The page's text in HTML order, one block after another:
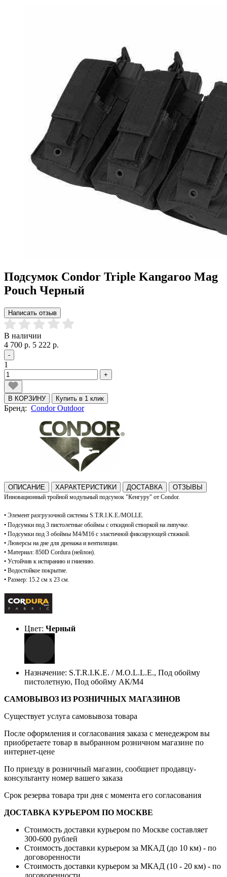
Подсумок Condor Triple Kangaroo Mag
Pouch Черный
Написать отзыв
В наличии
4 700 р. 5 222 р.
-
1
+
В КОРЗИНУ Купить в 1 клик
Бренд: Condor Outdoor
ОПИСАНИЕ ХАРАКТЕРИСТИКИ ДОСТАВКА ОТЗЫВЫ
Инновационный тройной модульный подсумок "Кенгуру" от Condor.
• Элемент разгрузочной системы S.T.R.I.K.E./MOLLE.
• Подсумки под 3 пистолетные обоймы с откидной створкой на липучке.
• Подсумки под 3 обоймы М4/М16 с эластичной фиксирующей стяжкой.
• Люверсы на дне для дренажа и вентиляции.
• Материал: 850D Cordura (нейлон).
• Устойчив к истиранию и гниению.
• Водостойкое покрытие.
• Размер: 15.2 см x 23 см.
Цвет: Черный
Назначение: S.T.R.I.K.E. / M.O.L.L.E., Под обойму
пистолетную, Под обойму АК/М4
САМОВЫВОЗ ИЗ РОЗНИЧНЫХ МАГАЗИНОВ
Существует услуга самовывоза товара
После оформления и согласования заказа с менедежром вы
приобретаете товар в выбранном розничном магазине по
интернет-цене
По приезду в розничный магазин, сообщиет продавцу-
консультанту номер вашего заказа
Срок резерва товара три дня с момента его согласования
ДОСТАВКА КУРЬЕРОМ ПО МОСКВЕ
Стоимость доставки курьером по Москве составляет
300-600 рублей
Стоимость доставки курьером за МКАД (до 10 км) - по
договоренности
Стоимость доставки курьером за МКАД (10 - 20 км) - по
договоренности